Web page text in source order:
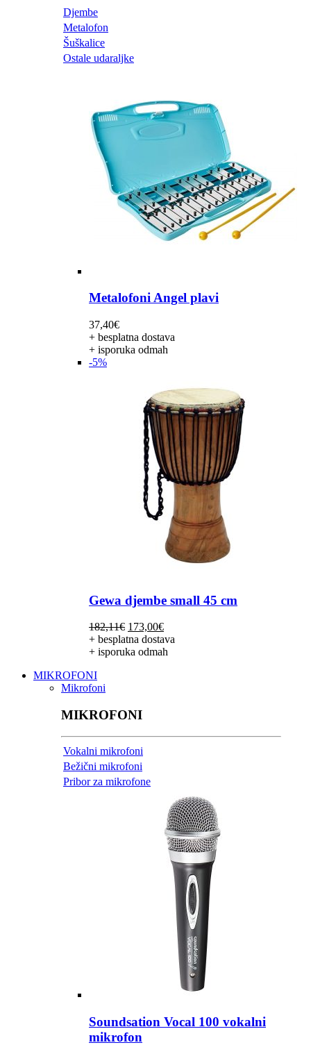
Djembe
Metalofon
Šuškalice
Ostale udaraljke
Metalofoni Angel plavi
37,40€
+ besplatna dostava
+ isporuka odmah
-5%
Gewa djembe small 45 cm
182,11€ Izvorna
cijena
bila
173,00€Trenutna
cijena
je:
+ besplatna dostava
+ isporuka odmah
MIKROFONI
Mikrofoni
MIKROFONI
Vokalni mikrofoni
Bežični mikrofoni
Pribor za mikrofone
Soundsation Vocal 100 vokalni
mikrofon